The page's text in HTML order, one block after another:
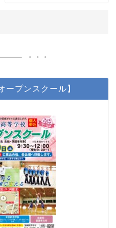
ープンスクール】